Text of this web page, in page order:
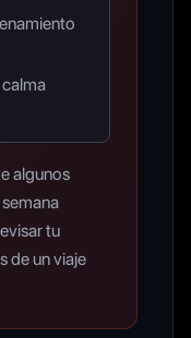
algunos
tu
de un viaje